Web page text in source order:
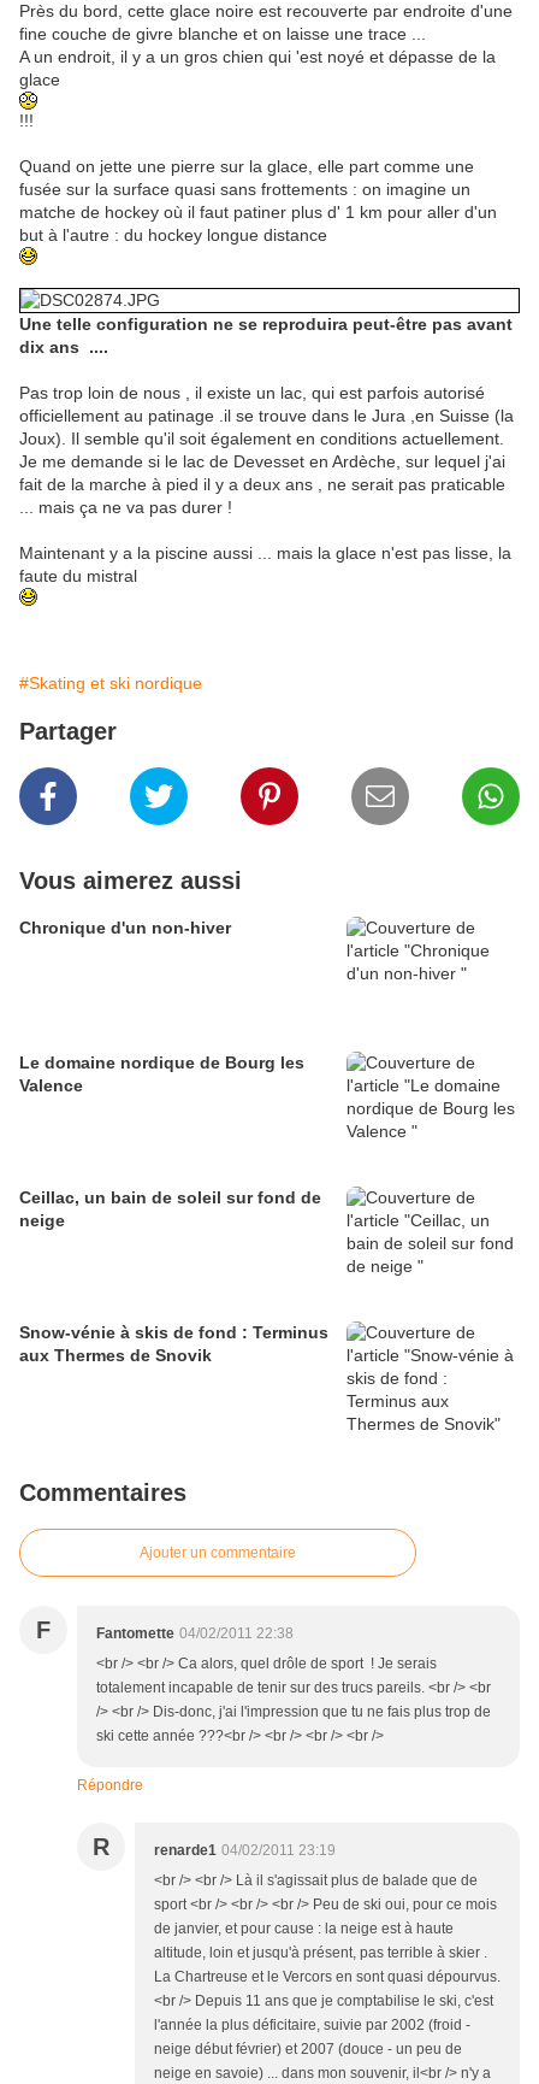
Près du bord, cette glace noire est recouverte par endroite d'une
fine couche de givre blanche et on laisse une trace ...
A un endroit, il y a un gros chien qui 'est noyé et dépasse de la
glace
!!!
Quand on jette une pierre sur la glace, elle part comme une
fusée sur la surface quasi sans frottements : on imagine un
matche de hockey où il faut patiner plus d' 1 km pour aller d'un
but à l'autre : du hockey longue distance
Une telle configuration ne se reproduira peut-être pas avant
dix ans ....
Pas trop loin de nous , il existe un lac, qui est parfois autorisé
officiellement au patinage .il se trouve dans le Jura ,en Suisse (la
Joux). Il semble qu'il soit également en conditions actuellement.
Je me demande si le lac de Devesset en Ardèche, sur lequel j'ai
fait de la marche à pied il y a deux ans , ne serait pas praticable
... mais ça ne va pas durer !
Maintenant y a la piscine aussi ... mais la glace n'est pas lisse, la
faute du mistral
#Skating et ski nordique
Partager
Vous aimerez aussi
Chronique d'un non-hiver
Le domaine nordique de Bourg les
Valence
Ceillac, un bain de soleil sur fond de
neige
Snow-vénie à skis de fond : Terminus
aux Thermes de Snovik
Commentaires
Ajouter un commentaire
F Fantomette 04/02/2011 22:38
<br /> <br /> Ca alors, quel drôle de sport ! Je serais
totalement incapable de tenir sur des trucs pareils. <br /> <br
/> <br /> Dis-donc, j'ai l'impression que tu ne fais plus trop de
ski cette année ???<br /> <br /> <br /> <br />
Répondre
R renarde1 04/02/2011 23:19
<br /> <br /> Là il s'agissait plus de balade que de
sport <br /> <br /> <br /> Peu de ski oui, pour ce mois
de janvier, et pour cause : la neige est à haute
altitude, loin et jusqu'à présent, pas terrible à skier .
La Chartreuse et le Vercors en sont quasi dépourvus.
<br /> Depuis 11 ans que je comptabilise le ski, c'est
l'année la plus déficitaire, suivie par 2002 (froid -
neige début février) et 2007 (douce - un peu de
neige en savoie) ... dans mon souvenir, il<br /> n'y a